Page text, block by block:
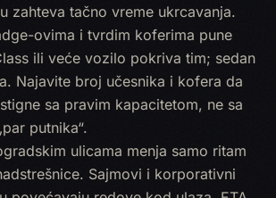
zahteva tačno vreme ukrcavanja.
ovima i tvrdim koferima pune
ili veće vozilo pokriva tim; sedan
Najavite broj učesnika i kofera da
sa pravim kapacitetom, ne sa
putnika“.
ulicama menja samo ritam
Sajmovi i korporativni